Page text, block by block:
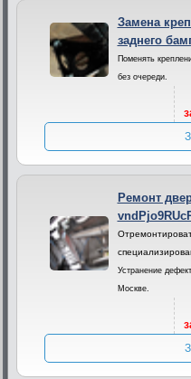
Замена
заднего
Поменять
без очереди.
Ремонт
Устранение
Москве.